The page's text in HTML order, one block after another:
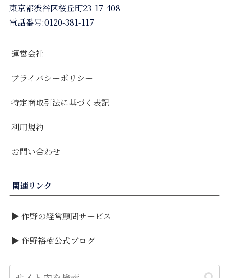
東京都渋谷区桜丘町23-17-408
電話番号:0120-381-117
運営会社
プライバシーポリシー
特定商取引法に基づく表記
利用規約
お問い合わせ
関連リンク
▶ 作野の経営顧問サービス
▶ 作野裕樹公式ブログ